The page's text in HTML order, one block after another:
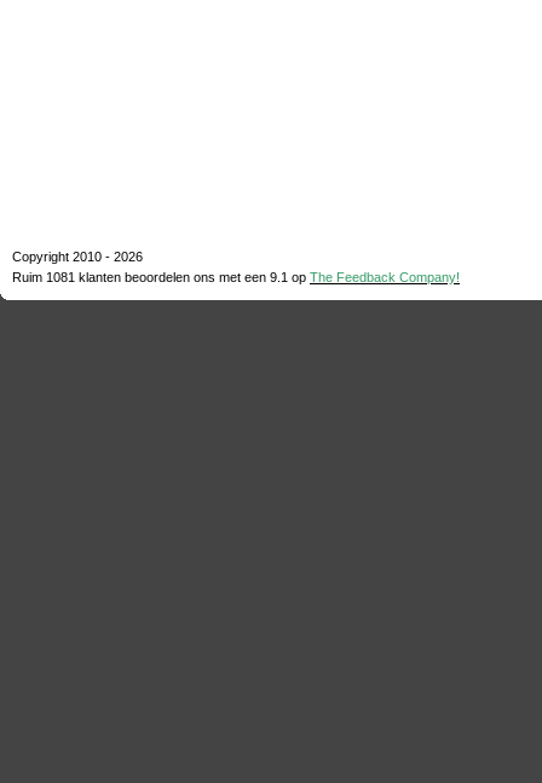
Copyright 2010 - 2026
Ruim 1081 klanten beoordelen ons met een 9.1 op The Feedback Company!